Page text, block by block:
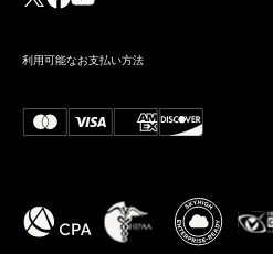
Dropbox Sign
Developers の違
利用可能なお支払い方法